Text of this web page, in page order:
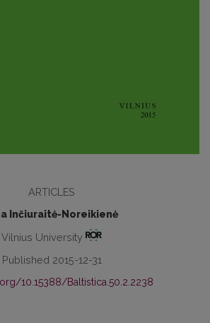
ARTICLES
Inčiuraitė-Noreikienė
Vilnius University
Published 2015-12-31
10.15388/Baltistica.50.2.2238